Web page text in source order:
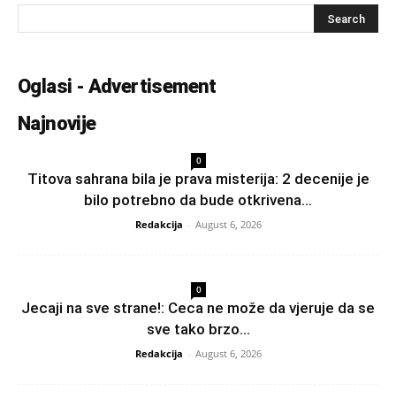
Oglasi - Advertisement
Najnovije
0
Titova sahrana bila je prava misterija: 2 decenije je
bilo potrebno da bude otkrivena...
Redakcija - August 6, 2026
0
Jecaji na sve strane!: Ceca ne može da vjeruje da se
sve tako brzo...
Redakcija - August 6, 2026